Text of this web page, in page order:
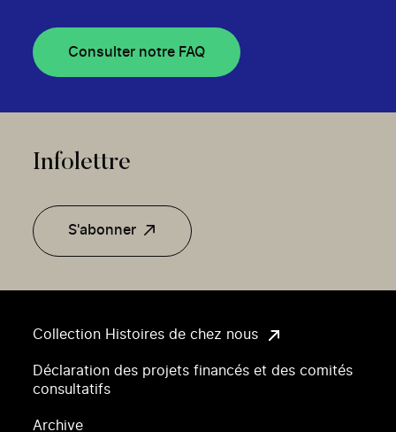
Collection Histoires de chez nous
Déclaration des projets financés et des comités
consultatifs
Archive
Consulter notre FAQ
Infolettre
S'abonner